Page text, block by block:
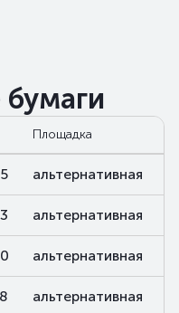
Площадка
альтернативная
альтернативная
альтернативная
альтернативная